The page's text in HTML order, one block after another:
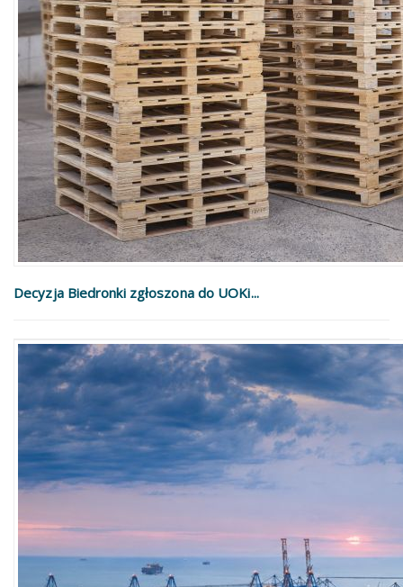
Decyzja Biedronki zgłoszona do UOKi...